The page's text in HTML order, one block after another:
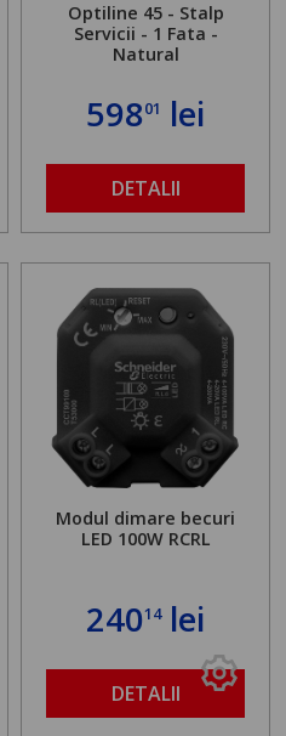
Optiline 45 - Stalp
Servicii - 1 Fata -
Natural
59801 lei
DETALII
Modul dimare becuri
LED 100W RCRL
24014lei
DETALII